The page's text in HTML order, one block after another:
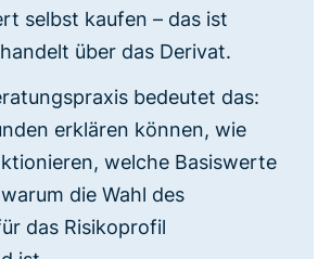
selbst kaufen – das ist
über das Derivat.
bedeutet das:
erklären können, wie
welche Basiswerte
die Wahl des
das Risikoprofil